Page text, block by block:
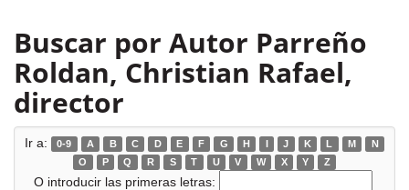
Buscar por Autor Parreño
Roldan, Christian Rafael,
director
Ir a: 0-9 A B C D E F G H I J K L M
N
O
P Q R S T U V W X Y Z
O introducir las primeras letras: